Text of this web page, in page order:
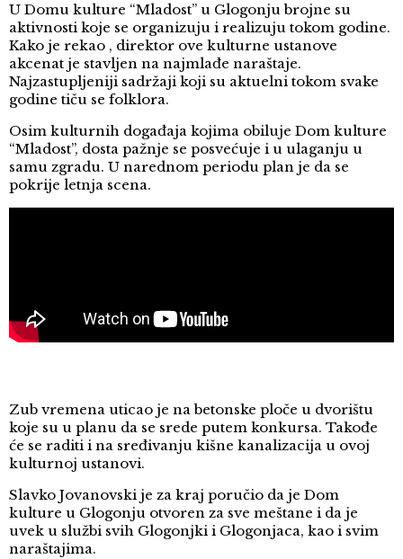
U Domu kulture “Mladost” u Glogonju brojne su
aktivnosti koje se organizuju i realizuju tokom godine.
Kako je rekao , direktor ove kulturne ustanove
akcenat je stavljen na najmlađe naraštaje.
Najzastupljeniji sadržaji koji su aktuelni tokom svake
godine tiču se folklora.
Osim kulturnih događaja kojima obiluje Dom kulture
“Mladost”, dosta pažnje se posvećuje i u ulaganju u
samu zgradu. U narednom periodu plan je da se
pokrije letnja scena.
Zub vremena uticao je na betonske ploče u dvorištu
koje su u planu da se srede putem konkursa. Takođe
će se raditi i na sređivanju kišne kanalizacija u ovoj
kulturnoj ustanovi.
Slavko Jovanovski je za kraj poručio da je Dom
kulture u Glogonju otvoren za sve meštane i da je
uvek u službi svih Glogonjki i Glogonjaca, kao i svim
naraštajima.